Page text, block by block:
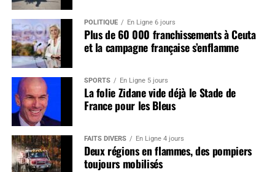
POLITIQUE En Ligne 6 jours
Plus de 60 000 franchissements à Ceuta
et la campagne française s’enflamme
SPORTS En Ligne 5 jours
La folie Zidane vide déjà le Stade de
France pour les Bleus
FAITS DIVERS En Ligne 4 jours
Deux régions en flammes, des pompiers
toujours mobilisés